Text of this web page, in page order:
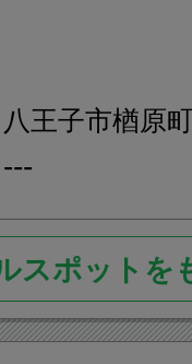
八王子市楢原
---
スポットを